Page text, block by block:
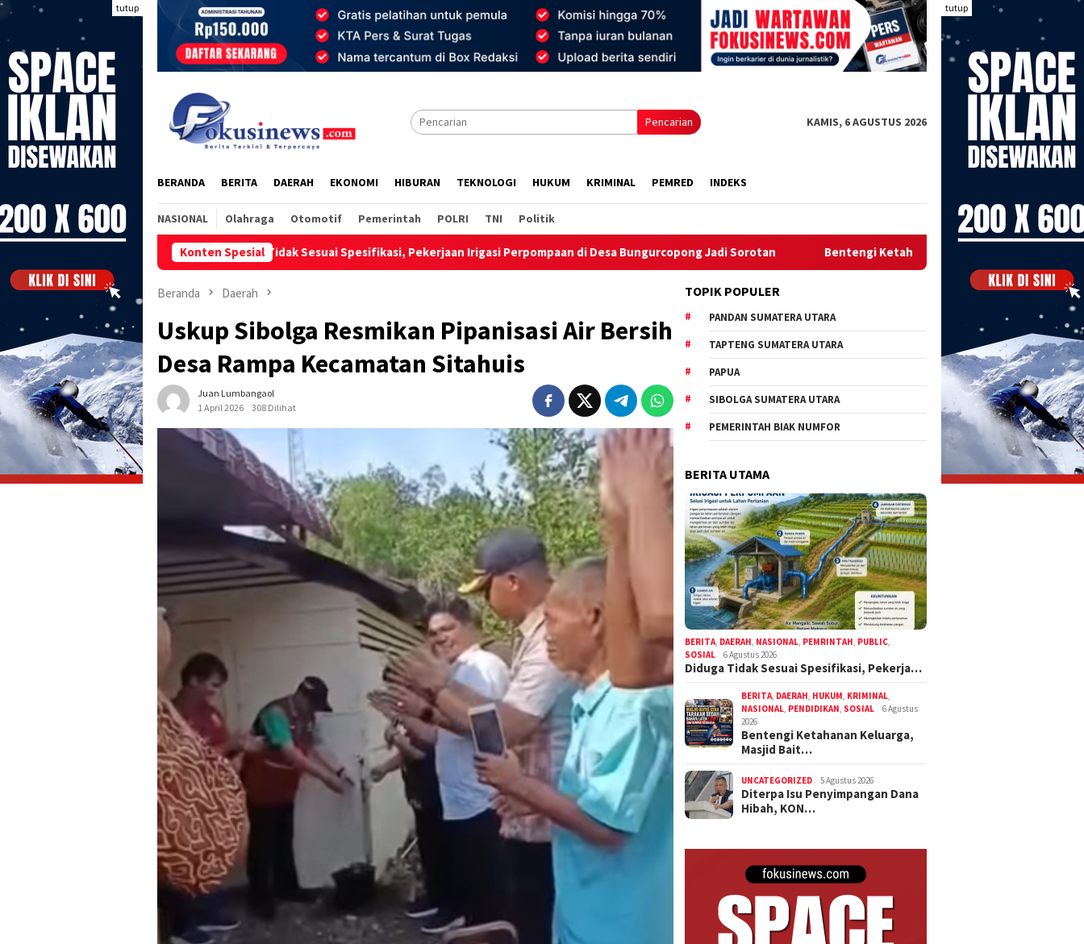
Loncat
konten
tutup tutup
Pencarian KAMIS, 6 AGUSTUS 2026
BERANDA BERITA DAERAH EKONOMI HIBURAN TEKNOLOGI HUKUM KRIMINAL PEMRED INDEKS
NASIONAL Olahraga Otomotif Pemerintah POLRI TNI Politik
Konten Spesial
Diduga Tidak Sesuai Spesifikasi, Pekerjaan Irigasi Perpompaan di Desa Bungurcopong Jadi Sorotan Bentengi Ketahanan Keluarga, Masjid Baitul Izzah Tarakan Bedah Bahaya
Beranda Daerah
Uskup Sibolga Resmikan Pipanisasi Air Bersih
Desa Rampa Kecamatan Sitahuis
Juan Lumbangaol
1 April 2026
308 Dilihat
TOPIK POPULER
PANDAN SUMATERA UTARA
TAPTENG SUMATERA UTARA
PAPUA
SIBOLGA SUMATERA UTARA
PEMERINTAH BIAK NUMFOR
BERITA UTAMA
BERITA, DAERAH, NASIONAL, PEMRINTAH, PUBLIC,
SOSIAL
6 Agustus 2026
Diduga Tidak Sesuai Spesifikasi, Pekerja…
BERITA, DAERAH, HUKUM, KRIMINAL,
NASIONAL, PENDIDIKAN, SOSIAL
6 Agustus
2026
Bentengi Ketahanan Keluarga,
Masjid Bait…
UNCATEGORIZED 5 Agustus 2026
Diterpa Isu Penyimpangan Dana
Hibah, KON…